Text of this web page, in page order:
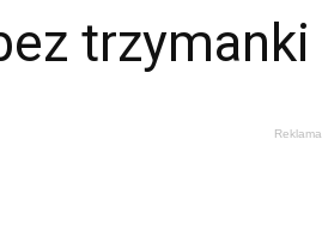
trzymanki
Reklama